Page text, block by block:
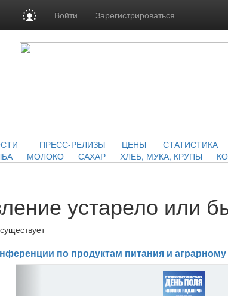
Войти Зарегистрироваться
ПРЕСС-РЕЛИЗЫ ЦЕНЫ СТАТИСТИКА
МОЛОКО САХАР ХЛЕБ, МУКА, КРУПЫ
устарело или
по продуктам питания и